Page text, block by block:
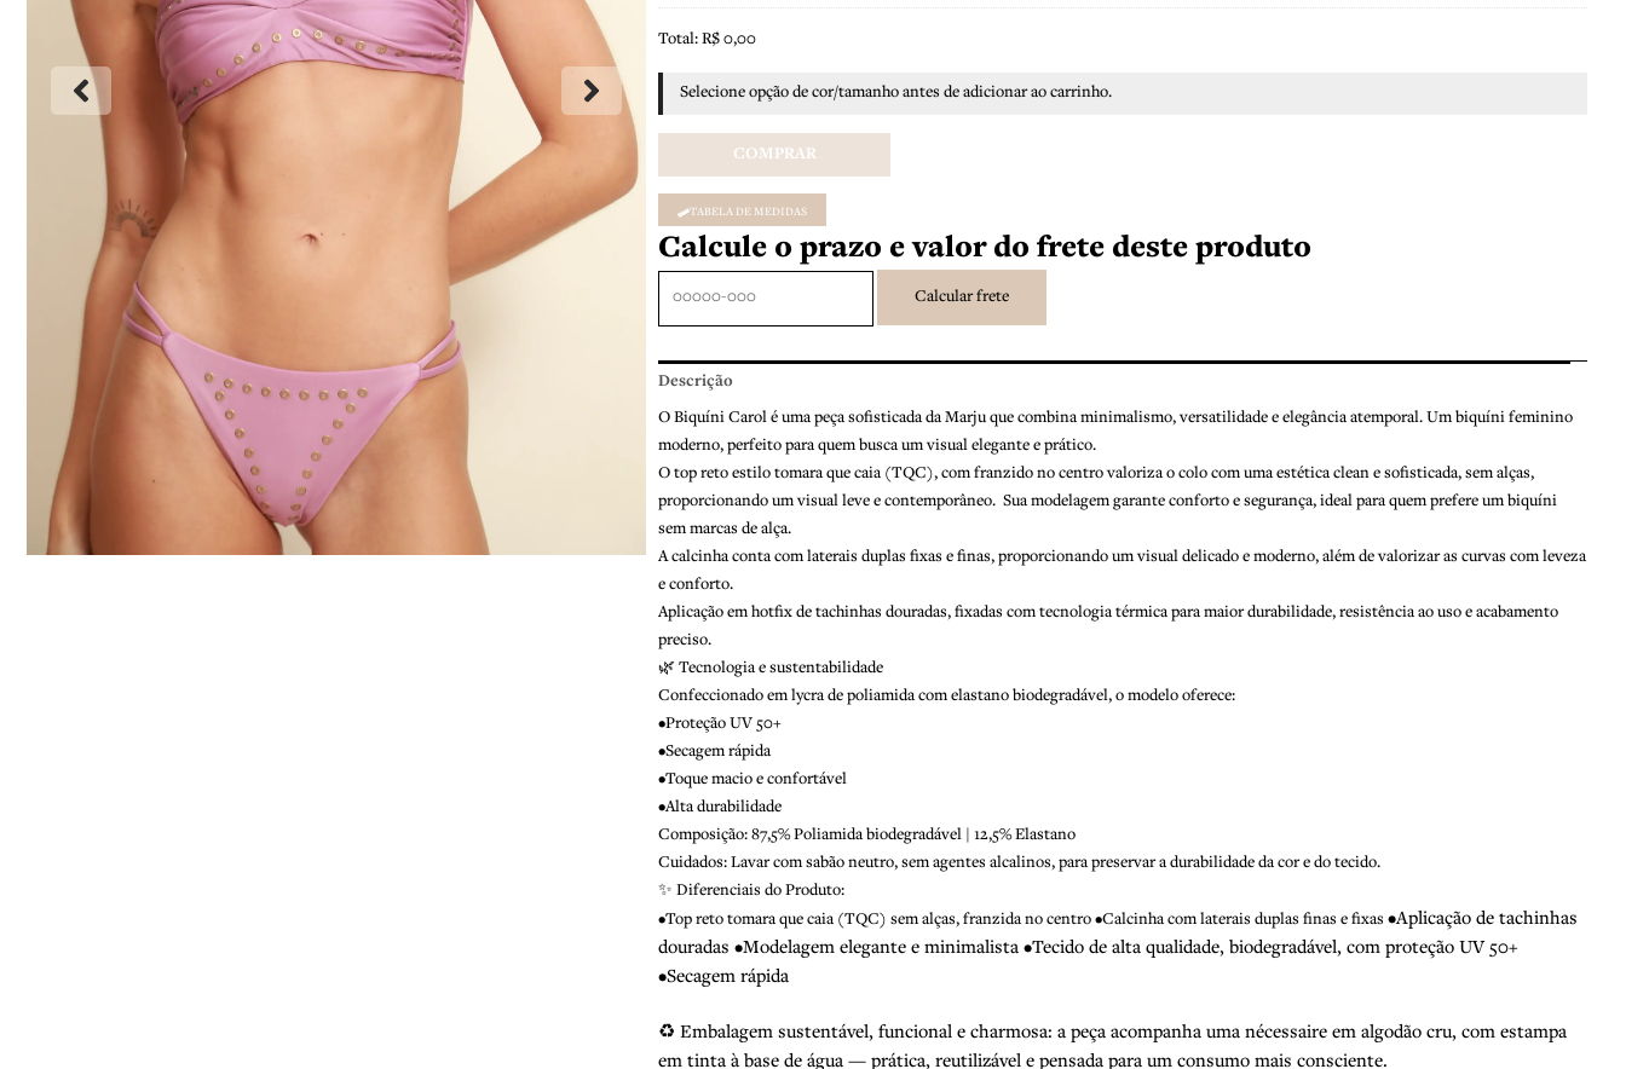
Total: R$ 0,00
Selecione opção de cor/tamanho antes de adicionar ao carrinho.
COMPRAR
TABELA DE MEDIDAS
Calcule o prazo e valor do frete deste produto
Descrição
O Biquíni Carol é uma peça sofisticada da Marju que combina minimalismo, versatilidade e elegância atemporal. Um biquíni feminino
moderno, perfeito para quem busca um visual elegante e prático.
O top reto estilo tomara que caia (TQC), com franzido no centro valoriza o colo com uma estética clean e sofisticada, sem alças,
proporcionando um visual leve e contemporâneo. Sua modelagem garante conforto e segurança, ideal para quem prefere um biquíni
sem marcas de alça.
A calcinha conta com laterais duplas fixas e finas, proporcionando um visual delicado e moderno, além de valorizar as curvas com leveza
e conforto.
Aplicação em hotfix de tachinhas douradas, fixadas com tecnologia térmica para maior durabilidade, resistência ao uso e acabamento
preciso.
🌿 Tecnologia e sustentabilidade
Confeccionado em lycra de poliamida com elastano biodegradável, o modelo oferece:
•Proteção UV 50+
•Secagem rápida
•Toque macio e confortável
•Alta durabilidade
Composição: 87,5% Poliamida biodegradável | 12,5% Elastano
Cuidados: Lavar com sabão neutro, sem agentes alcalinos, para preservar a durabilidade da cor e do tecido.
✨ Diferenciais do Produto:
•Top reto tomara que caia (TQC) sem alças, franzida no centro •Calcinha com laterais duplas finas e fixas •Aplicação de tachinhas
douradas •Modelagem elegante e minimalista •Tecido de alta qualidade, biodegradável, com proteção UV 50+
•Secagem rápida
♻️ Embalagem sustentável, funcional e charmosa: a peça acompanha uma nécessaire em algodão cru, com estampa
em tinta à base de água — prática, reutilizável e pensada para um consumo mais consciente.